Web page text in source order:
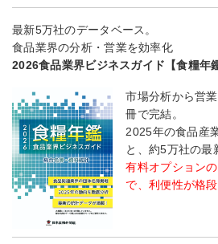
最新5万社のデータベース。
食品業界の分析・営業を効率化
2026食品業界ビジネスガイド【食糧年
市場分析から営
冊で完結。
2025年の食品産
と、約5万社の最
有料オプション
で、利便性が格